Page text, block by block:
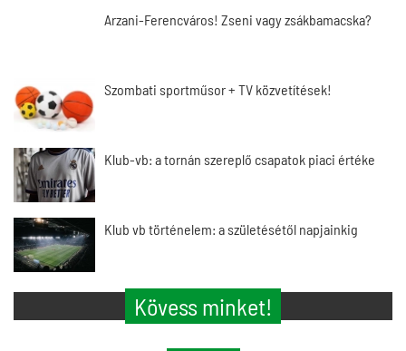
Arzani-Ferencváros! Zseni vagy zsákbamacska?
Szombati sportműsor + TV közvetítések!
Klub-vb: a tornán szereplő csapatok piaci értéke
Klub vb történelem: a születésétől napjainkig
Kövess minket!